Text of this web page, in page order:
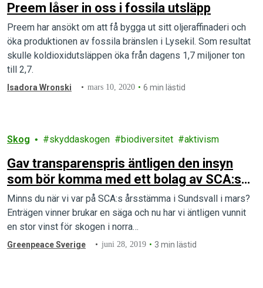
Preem låser in oss i fossila utsläpp
Preem har ansökt om att få bygga ut sitt oljeraffinaderi och
öka produktionen av fossila bränslen i Lysekil. Som resultat
skulle koldioxidutsläppen öka från dagens 1,7 miljoner ton
till 2,7.
Isadora Wronski mars 10, 2020 6 min lästid
Skog skyddaskogen biodiversitet aktivism
Gav transparenspris äntligen den insyn
som bör komma med ett bolag av SCA:s
storlek och inflytande?
Minns du när vi var på SCA:s årsstämma i Sundsvall i mars?
Enträgen vinner brukar en säga och nu har vi äntligen vunnit
en stor vinst för skogen i norra…
Greenpeace Sverige juni 28, 2019 3 min lästid